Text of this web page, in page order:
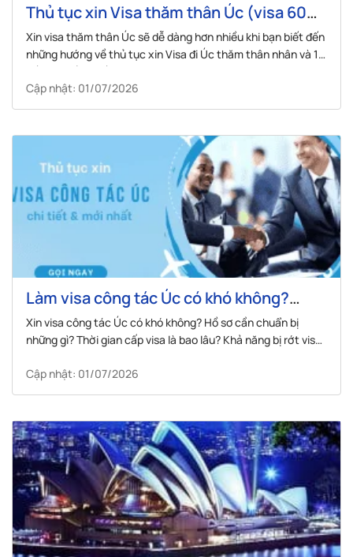
Thủ tục xin Visa thăm thân Úc (visa 600)
mới nhất
Xin visa thăm thân Úc sẽ dễ dàng hơn nhiều khi bạn biết đến
những hướng về thủ tục xin Visa đi Úc thăm thân nhân và 1
số lưu ý cần thiết trong bài sau.
Cập nhật: 01/07/2026
Làm visa công tác Úc có khó không?
Hướng dẫn chi tiết thủ tục và hồ sơ
Xin visa công tác Úc có khó không? Hồ sơ cần chuẩn bị
những gì? Thời gian cấp visa là bao lâu? Khả năng bị rớt visa
Cập nhật: 01/07/2026